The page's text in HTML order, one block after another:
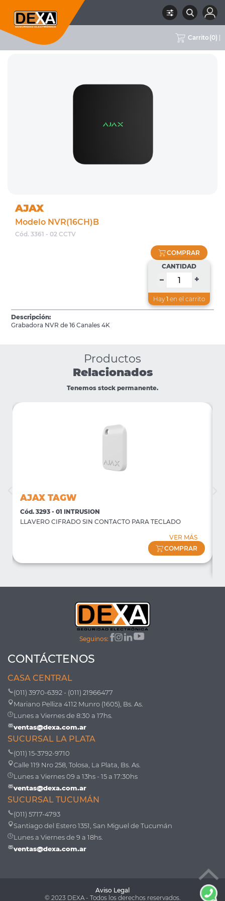
Carrito (0)
RUBRO SUBRUBRO
AJAX
Modelo NVR(16CH)B
Cód. 3361 - 02 CCTV
COMPRAR
CANTIDAD
– +
Hay 1 en el carrito
Descripción:
Grabadora NVR de 16 Canales 4K
Productos
Relacionados
Tenemos stock permanente.
AJAX TAGW
Cód. 3293 - 01 INTRUSION
LLAVERO CIFRADO SIN CONTACTO PARA TECLADO
VER MÁS
COMPRAR
Seguinos:
CONTÁCTENOS
CASA CENTRAL
(011) 3970-6392 - (011) 21966477
Mariano Pelliza 4112 Munro (1605), Bs. As.
Lunes a Viernes de 8:30 a 17hs.
ventas@dexa.com.ar
SUCURSAL LA PLATA
(011) 15-3792-9710
Calle 119 Nro 258, Tolosa, La Plata, Bs. As.
Lunes a Viernes 09 a 13hs - 15 a 17:30hs
ventas@dexa.com.ar
SUCURSAL TUCUMÁN
(011) 5717-4793
Santiago del Estero 1351, San Miguel de Tucumán
Lunes a Viernes de 9 a 18hs.
ventas@dexa.com.ar
Aviso Legal
© 2023 DEXA - Todos los derechos reservados.